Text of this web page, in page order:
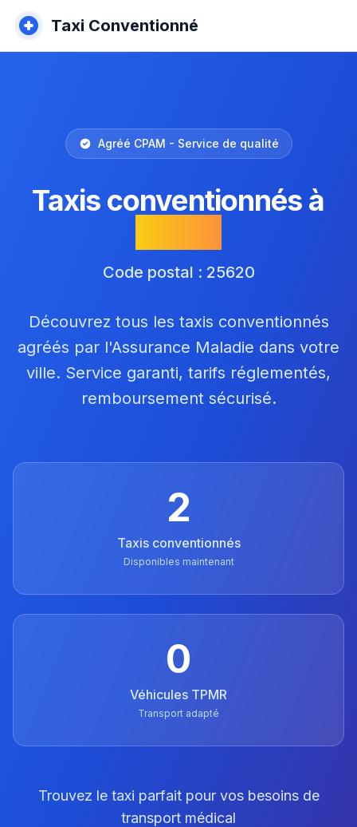
Taxi Conventionné
Agréé CPAM - Service de qualité
Taxis conventionnés à
Code postal : 25620
Découvrez tous les taxis conventionnés
agréés par l'Assurance Maladie dans votre
ville. Service garanti, tarifs réglementés,
remboursement sécurisé.
2
Taxis conventionnés
Disponibles maintenant
0
Véhicules TPMR
Transport adapté
Trouvez le taxi parfait pour vos besoins de
transport médical